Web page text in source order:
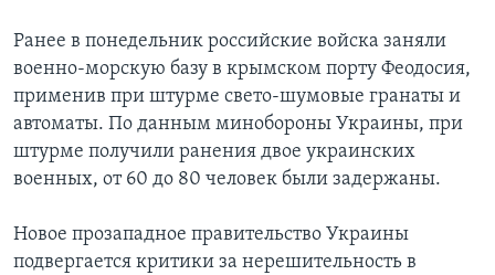
Ранее в понедельник российские войска заняли
военно-морскую базу в крымском порту Феодосия,
применив при штурме свето-шумовые гранаты и
автоматы. По данным минобороны Украины, при
штурме получили ранения двое украинских
военных, от 60 до 80 человек были задержаны.
Новое прозападное правительство Украины
подвергается критики за нерешительность в